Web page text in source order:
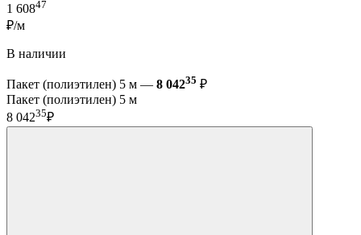
1 60847
₽/м
В наличии
Пакет (полиэтилен) 5 м — 8 04235 ₽
Пакет (полиэтилен) 5 м
8 04235₽